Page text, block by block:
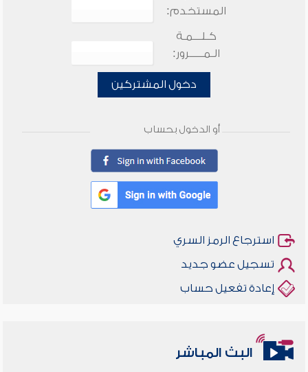
المستخدم:
كـلـــمـة
الـمـــــرور:
دخول المشتركين
أو الدخول بحساب
استرجاع الرمز السري
تسجيل عضو جديد
إعادة تفعيل حساب
البث المباشر